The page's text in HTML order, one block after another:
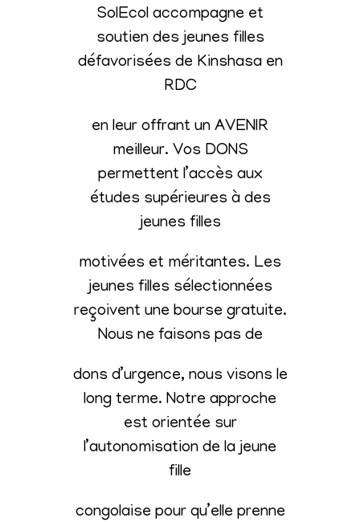
SolEcol accompagne et
soutien des jeunes filles
défavorisées de Kinshasa en
RDC
en leur offrant un AVENIR
meilleur. Vos DONS
permettent l’accès aux
études supérieures à des
jeunes filles
motivées et méritantes. Les
jeunes filles sélectionnées
reçoivent une bourse gratuite.
Nous ne faisons pas de
dons d’urgence, nous visons le
long terme. Notre approche
est orientée sur
l’autonomisation de la jeune
fille
congolaise pour qu’elle prenne